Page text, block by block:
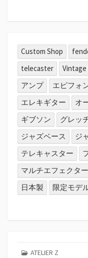
Custom Shop
telecaster
Vintage
アンプ
エピフォ
エレキギター
オ
ギブソン
グレッ
ジャズベース
ジ
テレキャスター
マルチエフェクター
日本製
限定モデ
ATELIER Z